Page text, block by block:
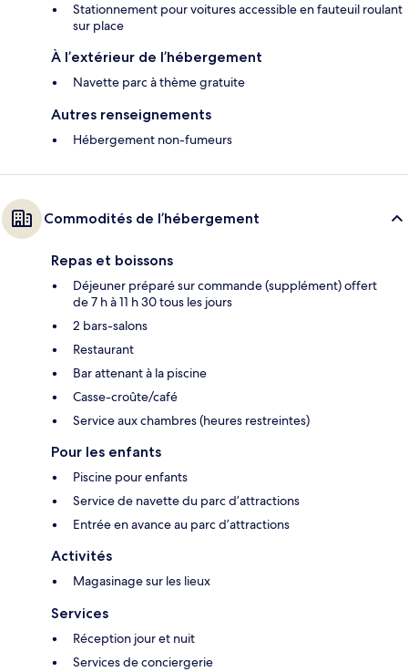
Stationnement pour voitures accessible en fauteuil roulant
sur place
À l’extérieur de l’hébergement
Navette parc à thème gratuite
Autres renseignements
Hébergement non-fumeurs
Commodités de l’hébergement
Repas et boissons
Déjeuner préparé sur commande (supplément) offert
de 7 h à 11 h 30 tous les jours
2 bars-salons
Restaurant
Bar attenant à la piscine
Casse-croûte/café
Service aux chambres (heures restreintes)
Pour les enfants
Piscine pour enfants
Service de navette du parc d’attractions
Entrée en avance au parc d’attractions
Activités
Magasinage sur les lieux
Services
Réception jour et nuit
Services de conciergerie